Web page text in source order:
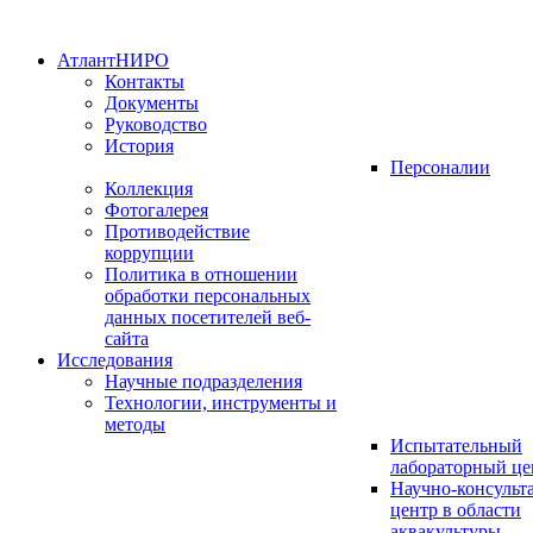
АтлантНИРО
Контакты
Документы
Руководство
История
Персоналии
Коллекция
Фотогалерея
Противодействие
коррупции
Политика в отношении
обработки персональных
данных посетителей веб-
сайта
Исследования
Научные подразделения
Технологии, инструменты и
методы
Испытательный
лабораторный
Научно-
центр в области